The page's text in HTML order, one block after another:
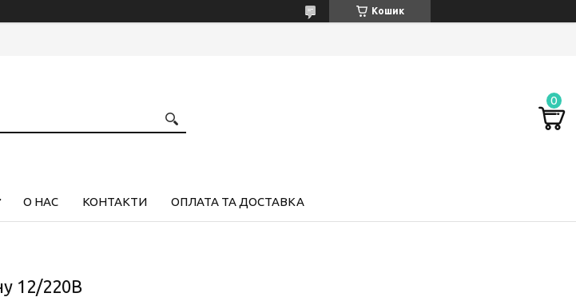
Кошик
О НАС КОНТАКТИ ОПЛАТА ТА ДОСТАВКА
12/220В